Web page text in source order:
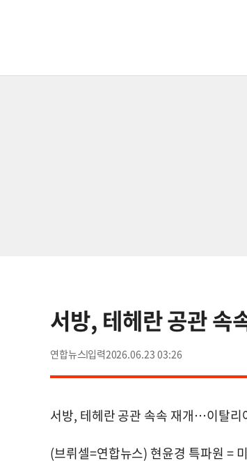
서방, 테헤란 공관
연합뉴스 2026.06.23 03:26
서방, 테헤란 공관 속속 재개…이탈리
(브뤼셀=연합뉴스) 현윤경 특파원 =